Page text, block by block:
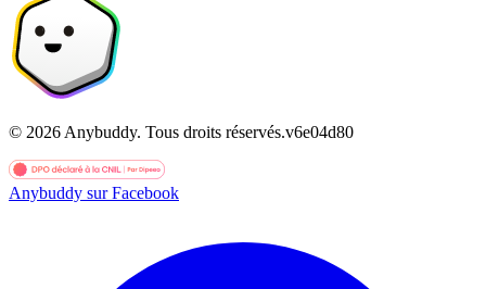
© 2026 Anybuddy. Tous droits réservés.v6e04d80
Anybuddy sur Facebook